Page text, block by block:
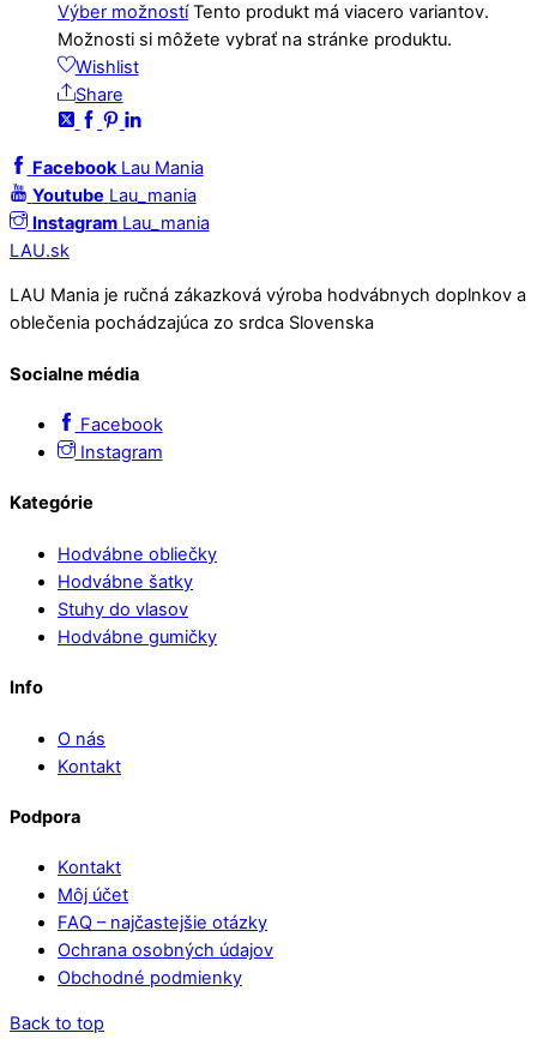
Výber možností Tento produkt má viacero variantov.
Možnosti si môžete vybrať na stránke produktu.
Wishlist
Share
Facebook Lau Mania
Youtube Lau_mania
Instagram Lau_mania
LAU.sk
LAU Mania je ručná zákazková výroba hodvábnych doplnkov a
oblečenia pochádzajúca zo srdca Slovenska
Socialne média
Facebook
Instagram
Kategórie
Hodvábne obliečky
Hodvábne šatky
Stuhy do vlasov
Hodvábne gumičky
Info
O nás
Kontakt
Podpora
Kontakt
Môj účet
FAQ – najčastejšie otázky
Ochrana osobných údajov
Obchodné podmienky
Back to top